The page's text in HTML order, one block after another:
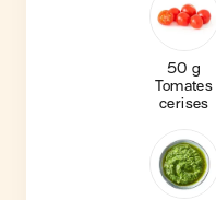
50 g
Tomates
cerises